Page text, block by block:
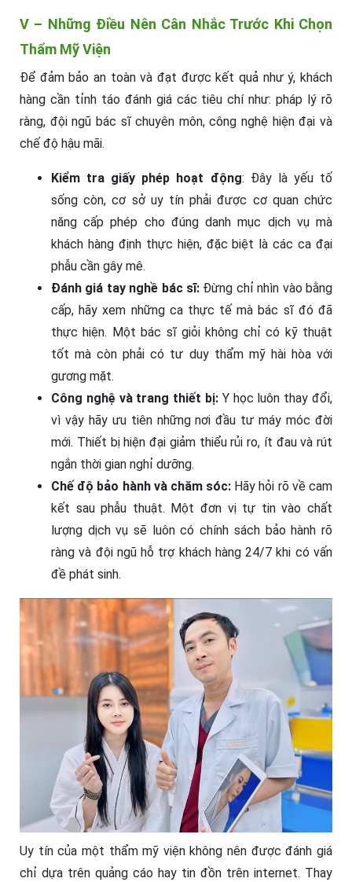
V – Những Điều Nên Cân Nhắc Trước Khi Chọn
Thẩm Mỹ Viện
Để đảm bảo an toàn và đạt được kết quả như ý, khách
hàng cần tỉnh táo đánh giá các tiêu chí như: pháp lý rõ
ràng, đội ngũ bác sĩ chuyên môn, công nghệ hiện đại và
chế độ hậu mãi.
Kiểm tra giấy phép hoạt động: Đây là yếu tố
sống còn, cơ sở uy tín phải được cơ quan chức
năng cấp phép cho đúng danh mục dịch vụ mà
khách hàng định thực hiện, đặc biệt là các ca đại
phẫu cần gây mê.
Đánh giá tay nghề bác sĩ: Đừng chỉ nhìn vào bằng
cấp, hãy xem những ca thực tế mà bác sĩ đó đã
thực hiện. Một bác sĩ giỏi không chỉ có kỹ thuật
tốt mà còn phải có tư duy thẩm mỹ hài hòa với
gương mặt.
Công nghệ và trang thiết bị: Y học luôn thay đổi,
vì vậy hãy ưu tiên những nơi đầu tư máy móc đời
mới. Thiết bị hiện đại giảm thiểu rủi ro, ít đau và rút
ngắn thời gian nghỉ dưỡng.
Chế độ bảo hành và chăm sóc: Hãy hỏi rõ về cam
kết sau phẫu thuật. Một đơn vị tự tin vào chất
lượng dịch vụ sẽ luôn có chính sách bảo hành rõ
ràng và đội ngũ hỗ trợ khách hàng 24/7 khi có vấn
đề phát sinh.
Uy tín của một thẩm mỹ viện không nên được đánh giá
chỉ dựa trên quảng cáo hay tin đồn trên internet. Thay